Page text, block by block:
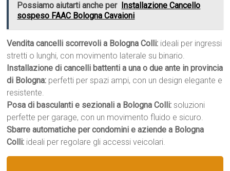
Possiamo aiutarti anche per Installazione Cancello
sospeso FAAC Bologna Cavaioni
Vendita cancelli scorrevoli a Bologna Colli: ideali per ingressi
stretti o lunghi, con movimento laterale su binario.
Installazione di cancelli battenti a una o due ante in provincia
di Bologna: perfetti per spazi ampi, con un design elegante e
resistente.
Posa di basculanti e sezionali a Bologna Colli: soluzioni
perfette per garage, con un movimento fluido e sicuro.
Sbarre automatiche per condomini e aziende a Bologna
Colli: ideali per regolare gli accessi veicolari.